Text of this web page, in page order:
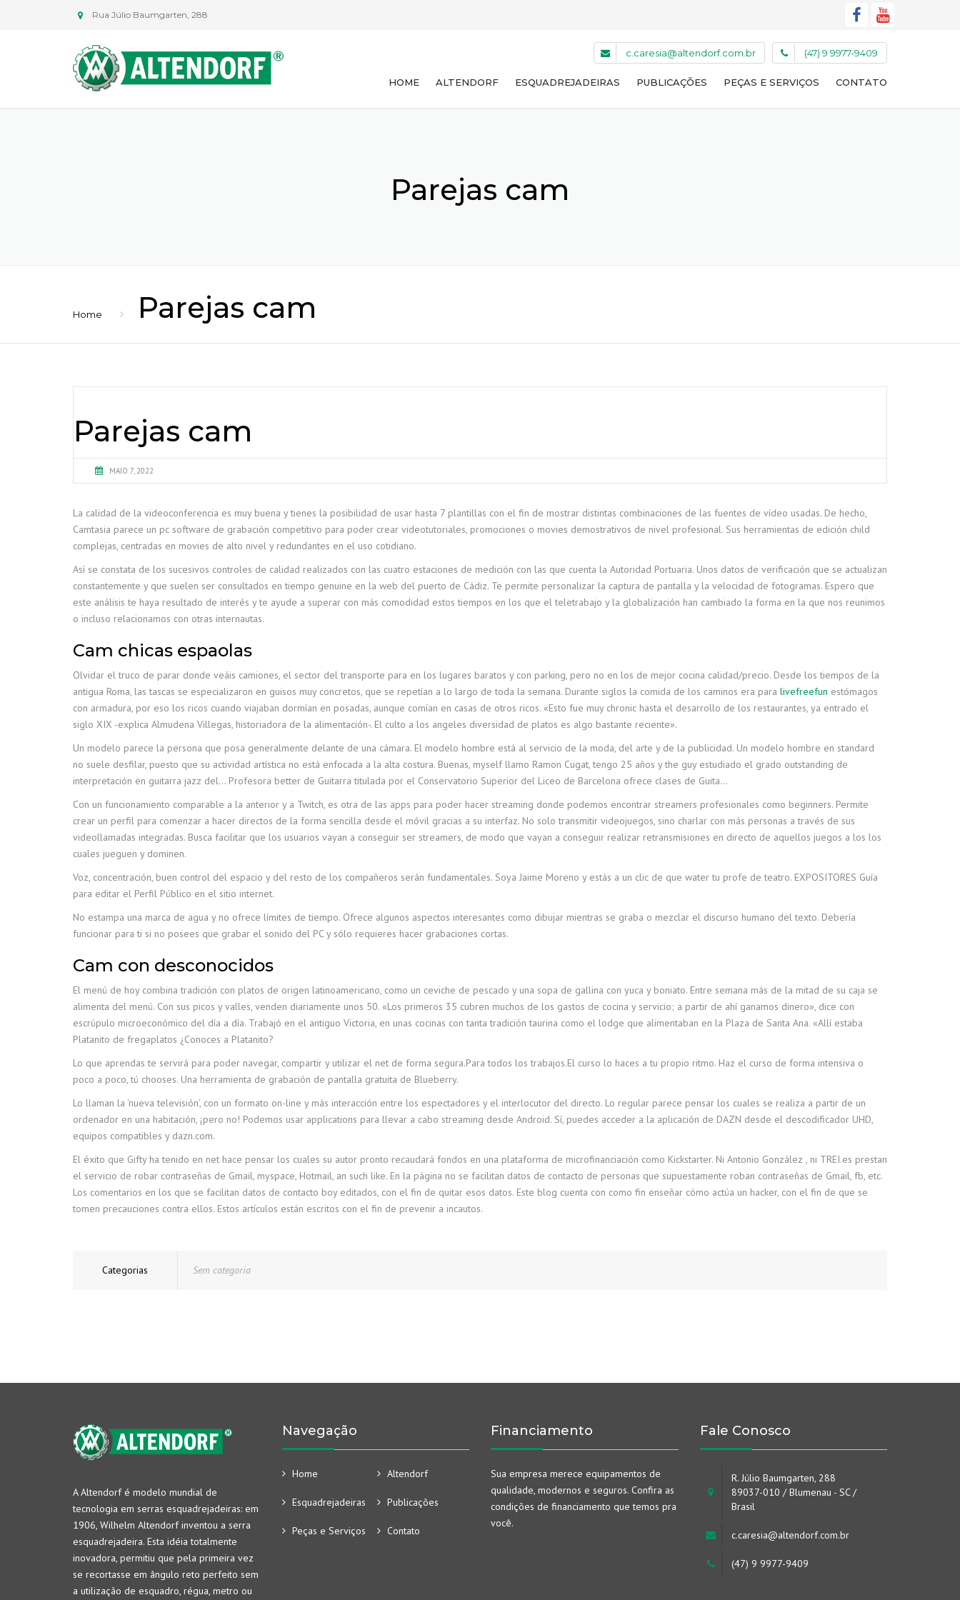
Rua Júlio Baumgarten, 288
c.caresia@altendorf.com.br (47) 9 9977-9409
HOME ALTENDORF ESQUADREJADEIRAS
WA 8 TE
PUBLICAÇÕES PEÇAS E SERVIÇOS CONTATO
Parejas cam
Home Parejas cam
Parejas cam
MAIO 7, 2022
La calidad de la videoconferencia es muy buena y tienes la posibilidad de usar hasta 7 plantillas con el fin de mostrar distintas combinaciones de las fuentes de vídeo usadas. De hecho,
Camtasia parece un pc software de grabación competitivo para poder crear videotutoriales, promociones o movies demostrativos de nivel profesional. Sus herramientas de edición child
complejas, centradas en movies de alto nivel y redundantes en el uso cotidiano.
Así se constata de los sucesivos controles de calidad realizados con las cuatro estaciones de medición con las que cuenta la Autoridad Portuaria. Unos datos de verificación que se actualizan
constantemente y que suelen ser consultados en tiempo genuine en la web del puerto de Cádiz. Te permite personalizar la captura de pantalla y la velocidad de fotogramas. Espero que
este análisis te haya resultado de interés y te ayude a superar con más comodidad estos tiempos en los que el teletrabajo y la globalización han cambiado la forma en la que nos reunimos
o incluso relacionamos con otras internautas.
Cam chicas espaolas
Olvidar el truco de parar donde veáis camiones, el sector del transporte para en los lugares baratos y con parking, pero no en los de mejor cocina calidad​/precio. Desde los tiempos de la
antigua Roma, las tascas se especializaron en guisos muy concretos, que se repetían a lo largo de toda la semana. Durante siglos la comida de los caminos era para livefreefun estómagos
con armadura, por eso los ricos cuando viajaban dormían en posadas, aunque comían en casas de otros ricos. «Esto fue muy chronic hasta el desarrollo de los restaurantes, ya entrado el
siglo XIX -explica Almudena Villegas, historiadora de la alimentación-. El culto a los angeles diversidad de platos es algo bastante reciente».
Un modelo parece la persona que posa generalmente delante de una cámara. El modelo hombre está al servicio de la moda, del arte y de la publicidad. Un modelo hombre en standard
no suele desfilar, puesto que su actividad artística no está enfocada a la alta costura. Buenas, myself llamo Ramon Cugat, tengo 25 años y the guy estudiado el grado outstanding de
interpretación en guitarra jazz del… Profesora better de Guitarra titulada por el Conservatorio Superior del Liceo de Barcelona ofrece clases de Guita…
Con un funcionamiento comparable a la anterior y a Twitch, es otra de las apps para poder hacer streaming donde podemos encontrar streamers profesionales como beginners. Permite
crear un perfil para comenzar a hacer directos de la forma sencilla desde el móvil gracias a su interfaz. No solo transmitir videojuegos, sino charlar con más personas a través de sus
videollamadas integradas. Busca facilitar que los usuarios vayan a conseguir ser streamers, de modo que vayan a conseguir realizar retransmisiones en directo de aquellos juegos a los los
cuales jueguen y dominen.
Voz, concentración, buen control del espacio y del resto de los compañeros serán fundamentales. Soya Jaime Moreno y estás a un clic de que water tu profe de teatro. EXPOSITORES Guía
para editar el Perfil Público en el sitio internet.
No estampa una marca de agua y no ofrece límites de tiempo. Ofrece algunos aspectos interesantes como dibujar mientras se graba o mezclar el discurso humano del texto. Debería
funcionar para ti si no posees que grabar el sonido del PC y sólo requieres hacer grabaciones cortas.
Cam con desconocidos
El menú de hoy combina tradición con platos de origen latinoamericano, como un ceviche de pescado y una sopa de gallina con yuca y boniato. Entre semana más de la mitad de su caja se
alimenta del menú. Con sus picos y valles, venden diariamente unos 50. «Los primeros 35 cubren muchos de los gastos de cocina y servicio; a partir de ahí ganamos dinero», dice con
escrúpulo microeconómico del día a día. Trabajó en el antiguo Victoria, en unas cocinas con tanta tradición taurina como el lodge que alimentaban en la Plaza de Santa Ana. «Allí estaba
Platanito de fregaplatos ¿Conoces a Platanito?
Lo que aprendas te servirá para poder navegar, compartir y utilizar el net de forma segura.Para todos los trabajos.El curso lo haces a tu propio ritmo. Haz el curso de forma intensiva o
poco a poco, tú chooses. Una herramienta de grabación de pantalla gratuita de Blueberry.
Lo llaman la ‘nueva televisión’, con un formato on-line y más interacción entre los espectadores y el interlocutor del directo. Lo regular parece pensar los cuales se realiza a partir de un
ordenador en una habitación, ¡pero no! Podemos usar applications para llevar a cabo streaming desde Android. Sí, puedes acceder a la aplicación de DAZN desde el descodificador UHD,
equipos compatibles y dazn.com.
El éxito que Gifty ha tenido en net hace pensar los cuales su autor pronto recaudará fondos en una plataforma de microfinanciación como Kickstarter. Ni Antonio González , ni TREI.es prestan
el servicio de robar contraseñas de Gmail, myspace, Hotmail, an such like. En la página no se facilitan datos de contacto de personas que supuestamente roban contraseñas de Gmail, fb, etc.
Los comentarios en los que se facilitan datos de contacto boy editados, con el fin de quitar esos datos. Este blog cuenta con como fin enseñar cómo actúa un hacker, con el fin de que se
tomen precauciones contra ellos. Estos artículos están escritos con el fin de prevenir a incautos.
Categorias Sem categoria
A Altendorf é modelo mundial de
tecnologia em serras esquadrejadeiras: em
1906, Wilhelm Altendorf inventou a serra
esquadrejadeira. Esta idéia totalmente
inovadora, permitiu que pela primeira vez
se recortasse em ângulo reto perfeito sem
a utilização de esquadro, régua, metro ou
Navegação
Home Altendorf
Esquadrejadeiras Publicações
Peças e Serviços Contato
Financiamento
Sua empresa merece equipamentos de
qualidade, modernos e seguros. Confira as
condições de financiamento que temos pra
você.
Fale Conosco
R. Júlio Baumgarten, 288
89037-010 / Blumenau - SC /
Brasil
c.caresia@altendorf.com.br
(47) 9 9977-9409